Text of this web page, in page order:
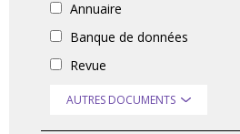
Annuaire
Banque de données
Revue
AUTRES DOCUMENTS